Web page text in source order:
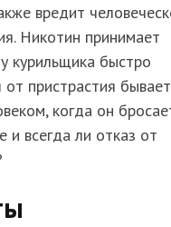
вредит
Никотин принимает
курильщика быстро
от пристрастия бывает
когда он
и всегда ли отказ от